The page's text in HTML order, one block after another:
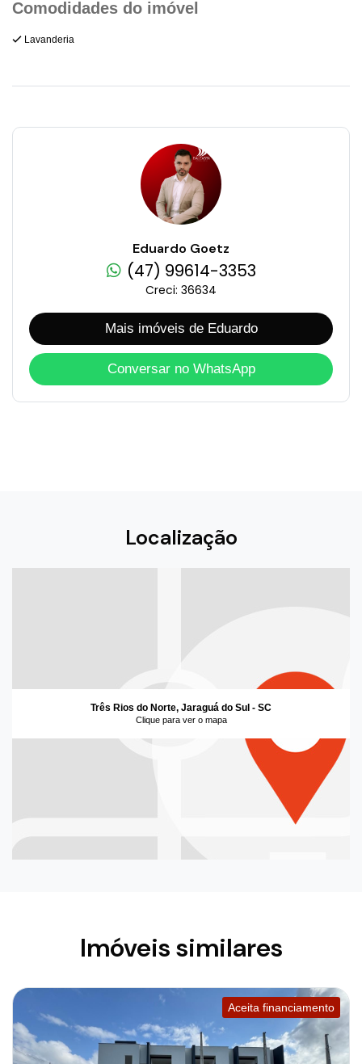
Lavanderia
Eduardo Goetz
(47) 99614-3353
Creci: 36634
Mais imóveis de Eduardo
Conversar no WhatsApp
Localização
Três Rios do Norte, Jaraguá do Sul - SC
Clique para ver o mapa
Imóveis similares
Aceita financiamento